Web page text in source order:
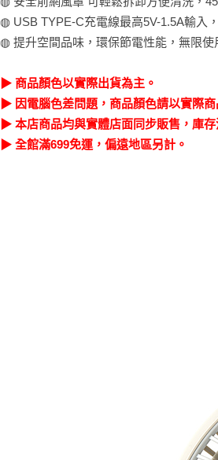
◍ USB TYPE-C充電線最高5V-1.5A輸入
◍ 提升空間品味，環保節電性能，無限使
▶ 商品顏色以實際出貨為主。
▶ 因電腦色差問題，商品顏色請以實際商
▶ 本店商品均與實體店面同步販售，庫
▶ 全館滿699免運，偏遠地區另計。